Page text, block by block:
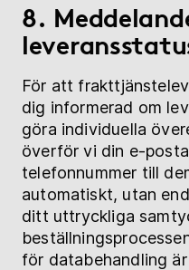
8.
För att
dig informerad om
göra individuella
överför vi din e-
telefonnummer till
automatiskt, utan
ditt uttryckliga
för databehandling är